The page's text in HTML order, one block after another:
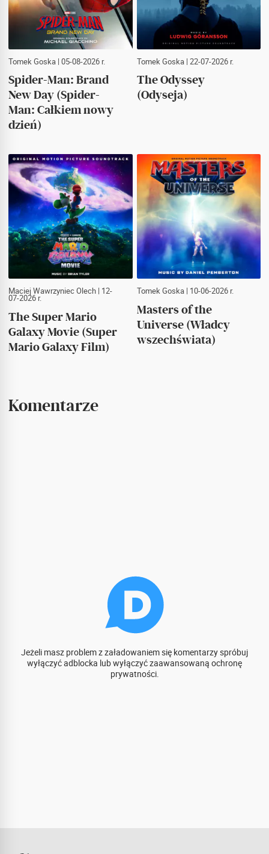
Tomek Goska | 05-08-2026 r.
Spider-Man: Brand
New Day (Spider-
Man: Całkiem nowy
dzień)
Tomek Goska| 22-07-2026 r.
The Odyssey
(Odyseja)
Maciej Wawrzyniec Olech | 12-
07-2026 r.
The Super Mario
Galaxy Movie (Super
Mario Galaxy Film)
Tomek Goska| 10-06-2026 r.
Masters of the
Universe (Władcy
wszechświata)
Komentarze
Jeżeli masz problem z załadowaniem się komentarzy spróbuj
wyłączyć adblocka lub wyłączyć zaawansowaną ochronę
prywatności.